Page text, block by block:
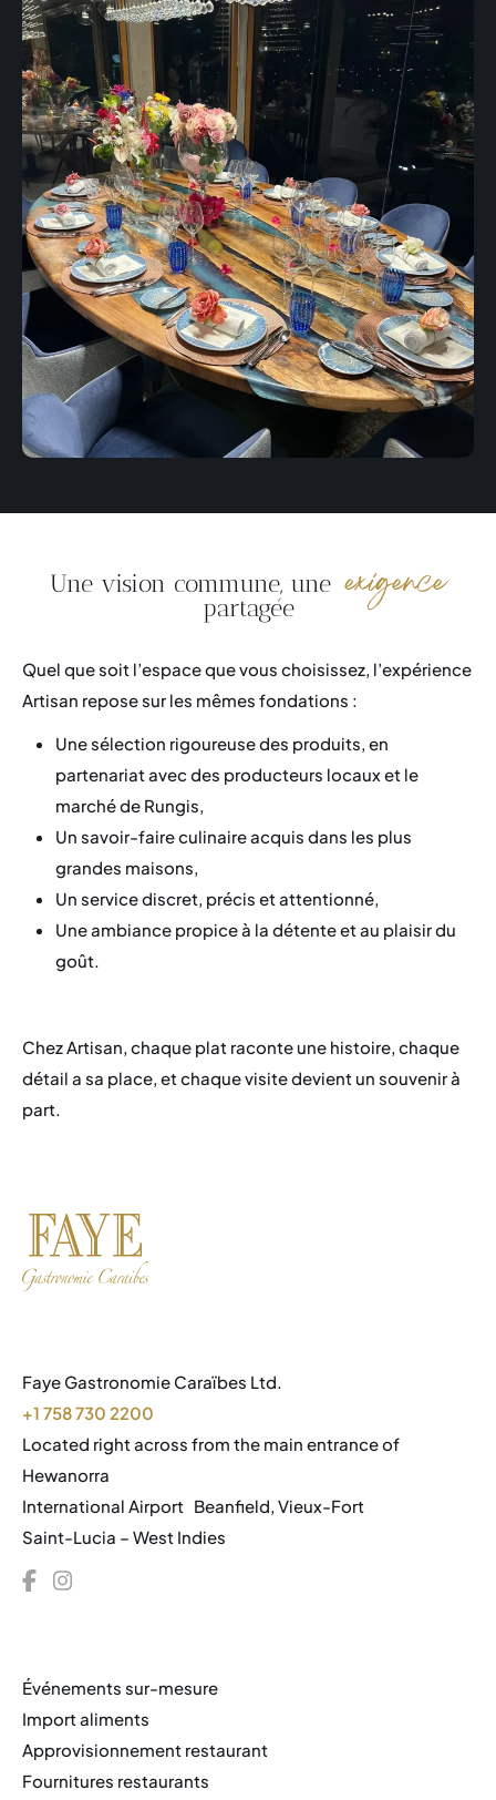
Une vision commune, une exigence
partagée
Quel que soit l’espace que vous choisissez, l’expérience
Artisan repose sur les mêmes fondations :
Une sélection rigoureuse des produits, en
partenariat avec des producteurs locaux et le
marché de Rungis,
Un savoir-faire culinaire acquis dans les plus
grandes maisons,
Un service discret, précis et attentionné,
Une ambiance propice à la détente et au plaisir du
goût.
Chez Artisan, chaque plat raconte une histoire, chaque
détail a sa place, et chaque visite devient un souvenir à
part.
Faye Gastronomie Caraïbes Ltd.
+1 758 730 2200
Located right across from the main entrance of
Hewanorra
International Airport Beanfield, Vieux-Fort
Saint-Lucia – West Indies
Événements sur-mesure
Import aliments
Approvisionnement restaurant
Fournitures restaurants